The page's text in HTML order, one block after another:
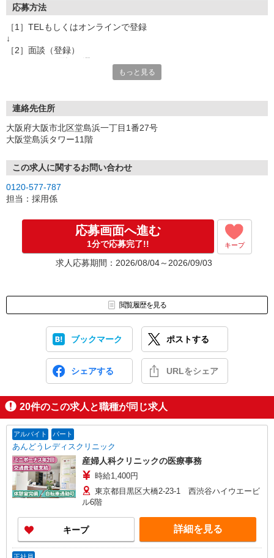
応募方法
［1］TELもしくはオンラインで登録
↓
［2］面談（登録）
［3］お仕事の紹介
ご希望条件に合うお仕事があればその他のお仕事もご紹介
↓
就業にあたっての手続きを行います。
↓
［5］お仕事スタート
出勤初日は営業担当が同行するので
※ご応募のタイミングによっては募集が終了している場合もござい
ます。予めご了承ください。
もっと見る
連絡先住所
大阪府大阪市北区堂島浜一丁目1番27号
大阪堂島浜タワー11階
この求人に関するお問い合わせ
0120-577-787
担当：採用係
応募画面へ進む
1分で応募完了!! キープ
求人応募期間：2026/08/04～2026/09/03
閲覧履歴を見る
ブックマーク ポストする
シェアする URLをシェア
20件のこの求人と職種が同じ求人
アルバイト パート
あんどうレディスクリニック
産婦人科クリニックの医療事務
時給1,400円
東京都目黒区大橋2-23-1 西渋谷ハイウエービ
ル6階
キープ 詳細を見る